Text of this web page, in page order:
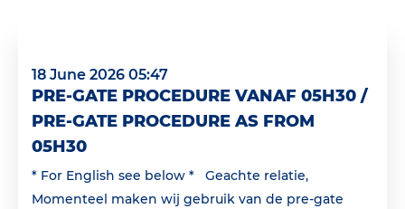
18 June 2026 05:47
PRE-GATE PROCEDURE VANAF 05H30 /
PRE-GATE PROCEDURE AS FROM
05H30
* For English see below * Geachte relatie,
Momenteel maken wij gebruik van de pre-gate